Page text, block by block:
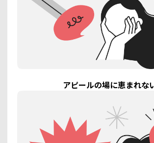
アピールの場に恵まれな